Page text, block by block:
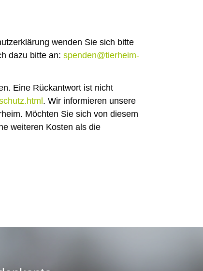
wenden Sie sich bitte
dazu bitte an: spenden@tierheim-
Eine Rückantwort ist nicht
. Wir informieren unsere
Möchten Sie sich von diesem
weiteren Kosten als die